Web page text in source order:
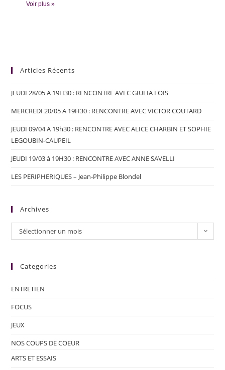
Voir plus »
Articles Récents
JEUDI 28/05 A 19H30 : RENCONTRE AVEC GIULIA FOÏS
MERCREDI 20/05 A 19H30 : RENCONTRE AVEC VICTOR COUTARD
JEUDI 09/04 A 19h30 : RENCONTRE AVEC ALICE CHARBIN ET SOPHIE
LEGOUBIN-CAUPEIL
JEUDI 19/03 à 19H30 : RENCONTRE AVEC ANNE SAVELLI
LES PERIPHERIQUES – Jean-Philippe Blondel
Archives
Sélectionner un mois
Categories
ENTRETIEN
FOCUS
JEUX
NOS COUPS DE COEUR
ARTS ET ESSAIS